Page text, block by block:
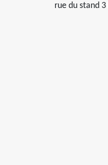
rue du stand